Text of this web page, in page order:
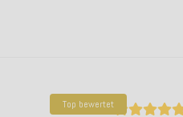
Top bewertet